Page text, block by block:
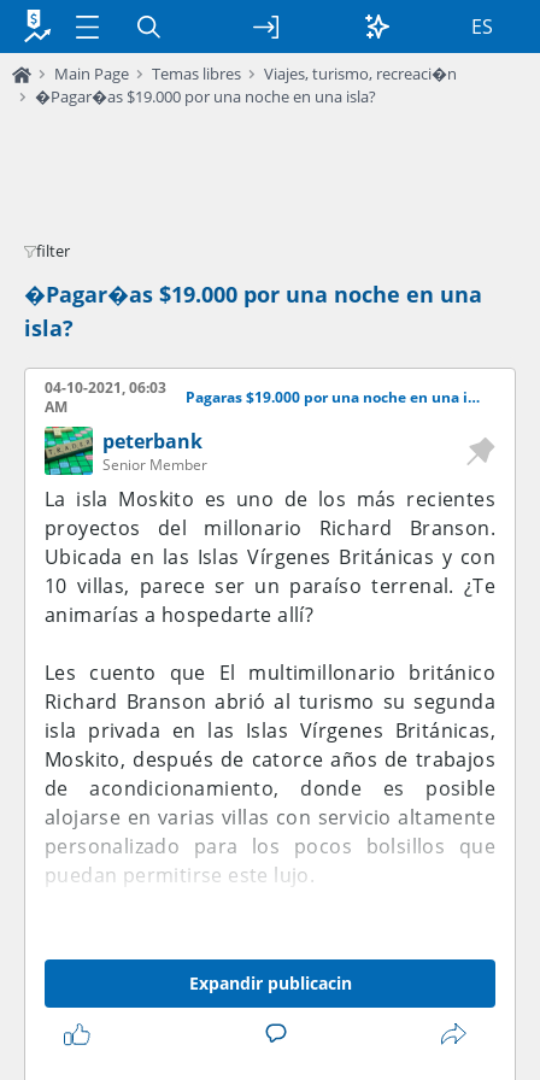
ES
Main Page Temas libres
Viajes, turismo, recreaci�n
�Pagar�as $19.000 por una noche en una isla?
filter
�Pagar�as $19.000 por una noche en una
isla?
04-10-2021, 06:03
AM
Pagaras $19.000 por una noche en una isla?
peterbank
Senior Member
La isla Moskito es uno de los más recientes
proyectos del millonario Richard Branson.
Ubicada en las Islas Vírgenes Británicas y con
10 villas, parece ser un paraíso terrenal. ¿Te
animarías a hospedarte allí?
Les cuento que El multimillonario británico
Richard Branson abrió al turismo su segunda
isla privada en las Islas Vírgenes Británicas,
Moskito, después de catorce años de trabajos
de acondicionamiento, donde es posible
alojarse en varias villas con servicio altamente
personalizado para los pocos bolsillos que
puedan permitirse este lujo.
pueden desde este sábado alquilar un lugar
único en el corazón de las Islas Vírgenes
Británicas, en una propiedad del
multimillonario Richard Branson.
Expandir publicacin